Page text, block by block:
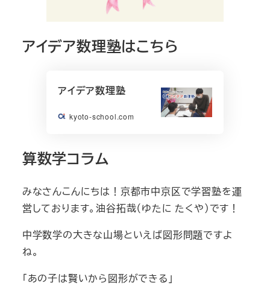
アイデア数理塾はこちら
アイデア数理塾
kyoto-school.com
算数学コラム
みなさんこんにちは！京都市中京区で学習塾を運
営しております。油谷拓哉（ゆたに たくや）です！
中学数学の大きな山場といえば図形問題ですよ
ね。
「あの子は賢いから図形ができる」